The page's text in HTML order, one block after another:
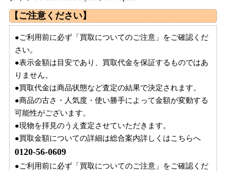
【ご注意ください】
●ご利用前に必ず「買取についてのご注意」をご確認くだ
さい。
●表示金額は目安であり、買取代金を保証するものではあ
りません。
●買取代金は商品状態など査定の結果で決定されます。
●商品の古さ・人気度・使い勝手によって金額が変動する
可能性がございます。
●現物を拝見のうえ査定させていただきます。
●買取金額についての詳細は総合案内詳しくはこちらへ
0120-56-0609
●ご利用前に必ず「買取についてのご注意」をご確認くだ